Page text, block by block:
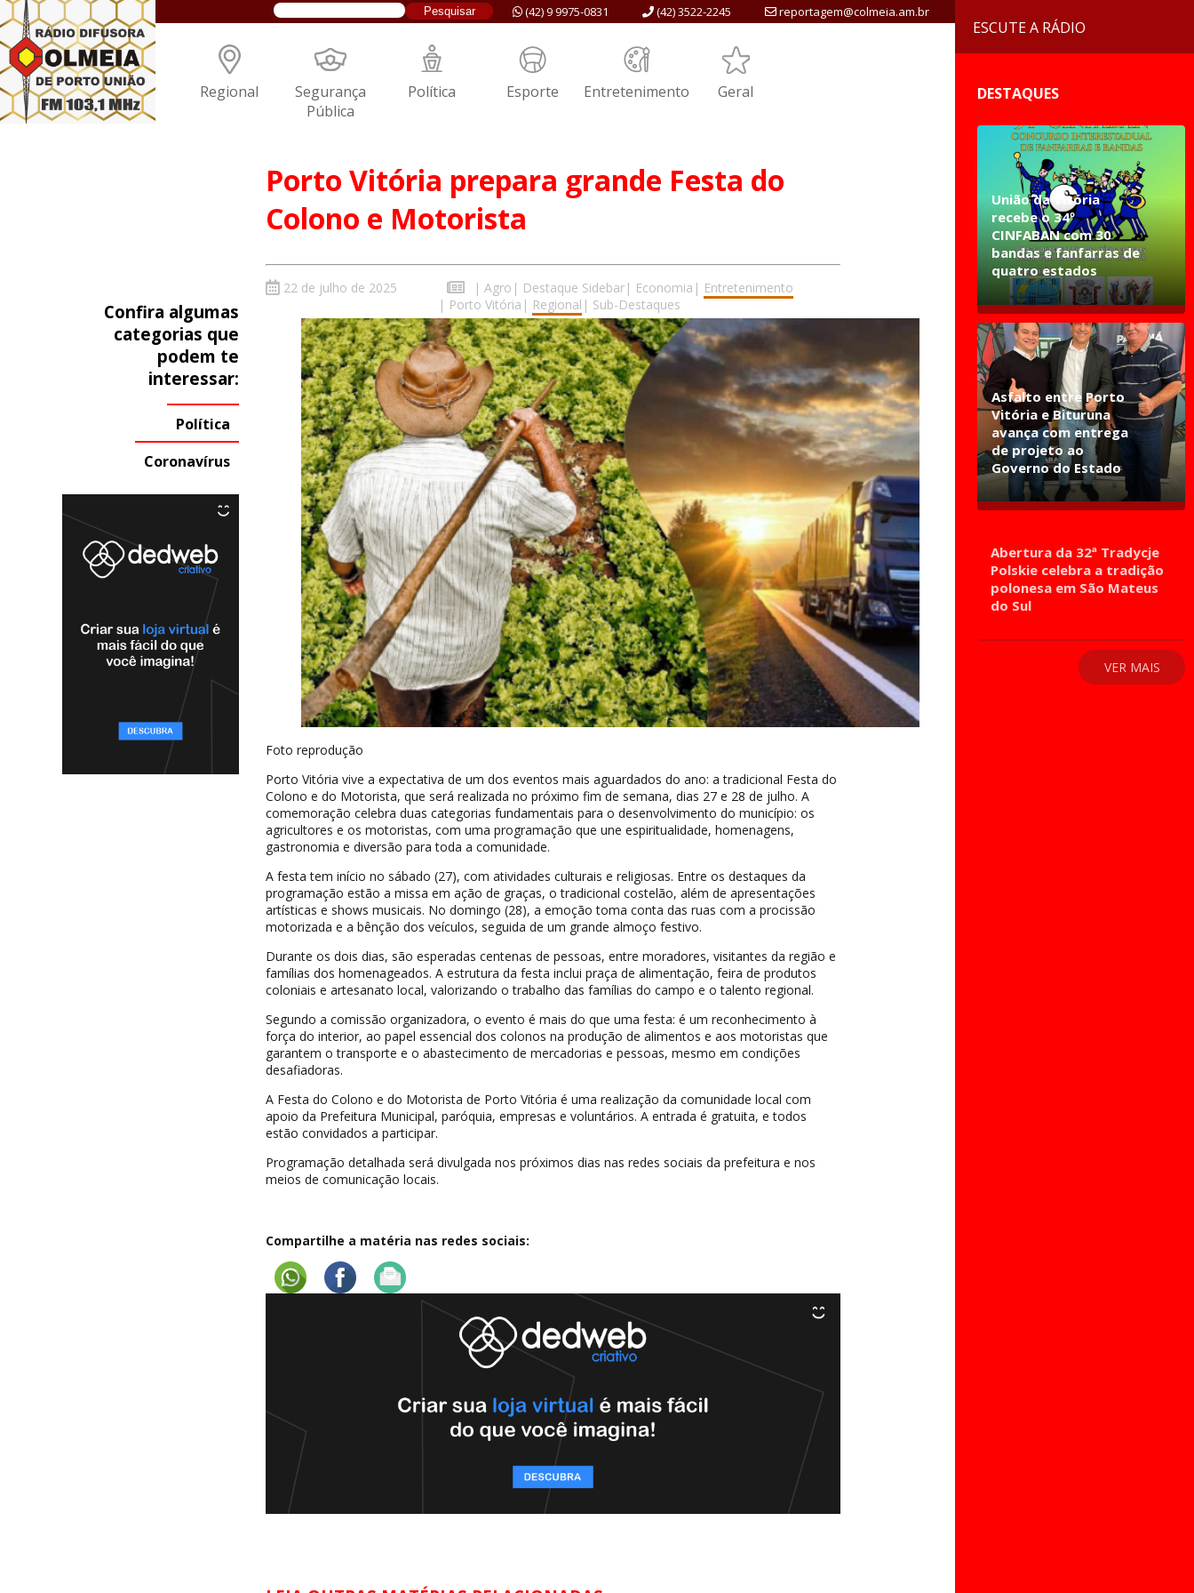
reportagem@colmeia.am.br
(42) 3522-2245
(42) 9 9975-0831
Regional Segurança
Pública
Política Esporte Entretenimento Geral
Porto Vitória prepara grande Festa do
Colono e Motorista
Confira algumas
categorias que
podem te
interessar:
Política
Coronavírus
22 de julho de 2025 | Agro | Destaque Sidebar| Economia | Entretenimento
| Porto Vitória | Regional | Sub-Destaques
Foto reprodução
Porto Vitória vive a expectativa de um dos eventos mais aguardados do ano: a tradicional Festa do
Colono e do Motorista, que será realizada no próximo fim de semana, dias 27 e 28 de julho. A
comemoração celebra duas categorias fundamentais para o desenvolvimento do município: os
agricultores e os motoristas, com uma programação que une espiritualidade, homenagens,
gastronomia e diversão para toda a comunidade.
A festa tem início no sábado (27), com atividades culturais e religiosas. Entre os destaques da
programação estão a missa em ação de graças, o tradicional costelão, além de apresentações
artísticas e shows musicais. No domingo (28), a emoção toma conta das ruas com a procissão
motorizada e a bênção dos veículos, seguida de um grande almoço festivo.
Durante os dois dias, são esperadas centenas de pessoas, entre moradores, visitantes da região e
famílias dos homenageados. A estrutura da festa inclui praça de alimentação, feira de produtos
coloniais e artesanato local, valorizando o trabalho das famílias do campo e o talento regional.
Segundo a comissão organizadora, o evento é mais do que uma festa: é um reconhecimento à
força do interior, ao papel essencial dos colonos na produção de alimentos e aos motoristas que
garantem o transporte e o abastecimento de mercadorias e pessoas, mesmo em condições
desafiadoras.
A Festa do Colono e do Motorista de Porto Vitória é uma realização da comunidade local com
apoio da Prefeitura Municipal, paróquia, empresas e voluntários. A entrada é gratuita, e todos
estão convidados a participar.
Programação detalhada será divulgada nos próximos dias nas redes sociais da prefeitura e nos
meios de comunicação locais.
Compartilhe a matéria nas redes sociais:
ESCUTE A RÁDIO
DESTAQUES
União da Vitória
recebe o 34º
CINFABAN com 30
bandas e fanfarras de
quatro estados
Asfalto entre Porto
Vitória e Bituruna
avança com entrega
de projeto ao
Governo do Estado
Abertura da 32ª Tradycje
Polskie celebra a tradição
polonesa em São Mateus
do Sul
VER MAIS